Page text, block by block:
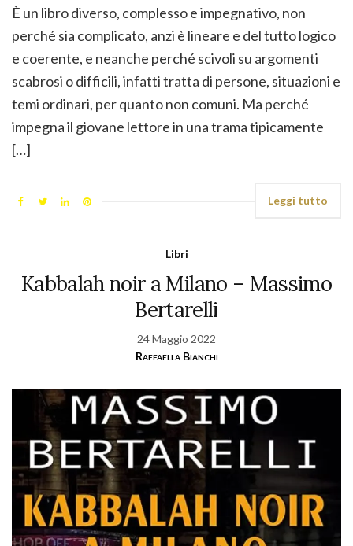
È un libro diverso, complesso e impegnativo, non
perché sia complicato, anzi è lineare e del tutto logico
e coerente, e neanche perché scivoli su argomenti
scabrosi o difficili, infatti tratta di persone, situazioni e
temi ordinari, per quanto non comuni. Ma perché
impegna il giovane lettore in una trama tipicamente
[…]
Leggi tutto
Libri
Kabbalah noir a Milano – Massimo
Bertarelli
24 Maggio 2022
Raffaella Bianchi